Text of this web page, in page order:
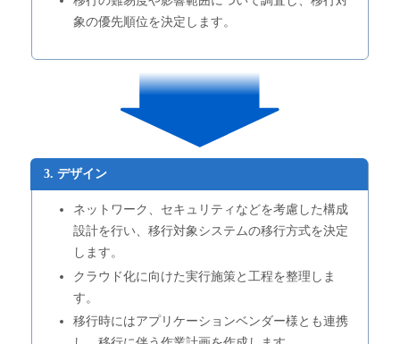
象の優先順位を決定します。
3. デザイン
ネットワーク、セキュリティなどを考慮した構成
設計を行い、移行対象システムの移行方式を決定
します。
クラウド化に向けた実行施策と工程を整理しま
す。
移行時にはアプリケーションベンダー様とも連携